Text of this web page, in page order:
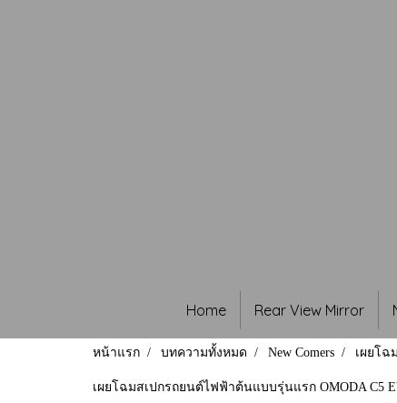
Home Rear View Mirror
หน้าแรก บทความทั้งหมด New Comers เผยโฉ
เผยโฉมสเปกรถยนต์ไฟฟ้าต้นแบบรุ่นแรก OMODA